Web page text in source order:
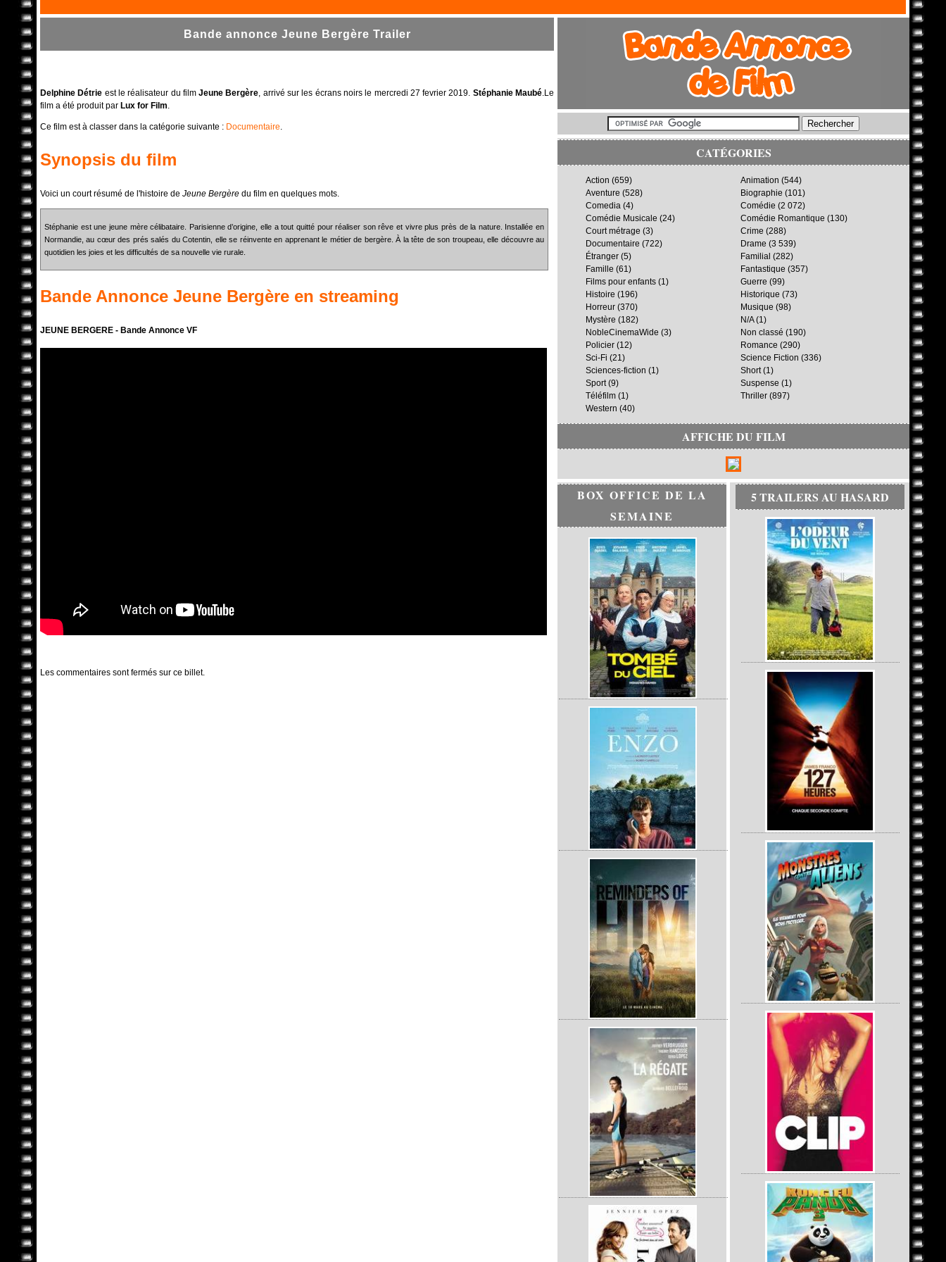
Bande annonce Jeune Bergère Trailer
Delphine Détrie est le réalisateur du filmJeune Bergère, arrivé sur les écrans noirs le mercredi 27 fevrier 2019. Stéphanie Maubé.Le
film a été produit par Lux for Film.
Ce film est à classer dans la catégorie suivante : Documentaire.
Synopsis du film
Voici un court résumé de l'histoire de Jeune Bergère du film en quelques mots.
Stéphanie est une jeune mère célibataire. Parisienne d’origine, elle a tout quitté pour réaliser son rêve et vivre plus près de la nature. Installée en
Normandie, au cœur des prés salés du Cotentin, elle se réinvente en apprenant le métier de bergère. À la tête de son troupeau, elle découvre au
quotidien les joies et les difficultés de sa nouvelle vie rurale.
Bande Annonce Jeune Bergère en streaming
JEUNE BERGERE - Bande Annonce VF
Les commentaires sont fermés sur ce billet.
CATÉGORIES
Action (659) Animation (544)
Aventure (528) Biographie (101)
Comedia (4) Comédie (2 072)
Comédie Musicale (24) Comédie Romantique (130)
Court métrage (3) Crime (288)
Documentaire (722) Drame (3 539)
Étranger (5) Familial (282)
Famille (61) Fantastique (357)
Films pour enfants (1) Guerre (99)
Histoire (196) Historique (73)
Horreur (370) Musique (98)
Mystère (182) N/A(1)
NobleCinemaWide (3) Non classé (190)
Policier (12) Romance (290)
Sci-Fi (21) Science Fiction (336)
Sciences-fiction (1) Short(1)
Sport(9) Suspense (1)
Téléfilm (1) Thriller (897)
Western (40)
AFFICHE DU FILM
BOX OFFICE DE LA
SEMAINE
5 TRAILERS AU HASARD